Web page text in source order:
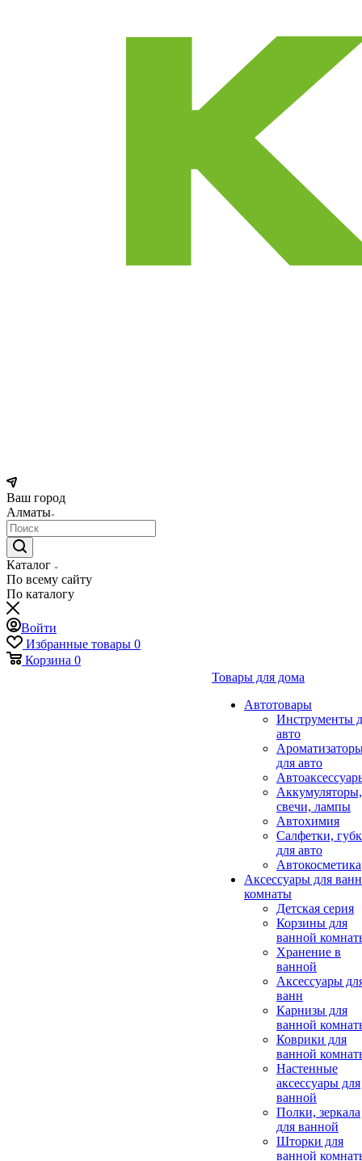
Ваш город
Алматы
Каталог
По всему сайту
По каталогу
Войти
Избранные товары 0
Корзина 0
Товары для дома
Автотовары
Инструменты
авто
для авто
Аккумуляторы,
свечи, лампы
Автохимия
Салфетки,
для авто
Автокосметика
Аксессуары для
комнаты
Детская серия
Корзины для
ванной
Хранение в
ванной
Аксессуары
ванн
Карнизы для
ванной
Коврики для
ванной
Настенные
аксессуары для
ванной
Полки, зеркала
для ванной
Шторки для
ванной